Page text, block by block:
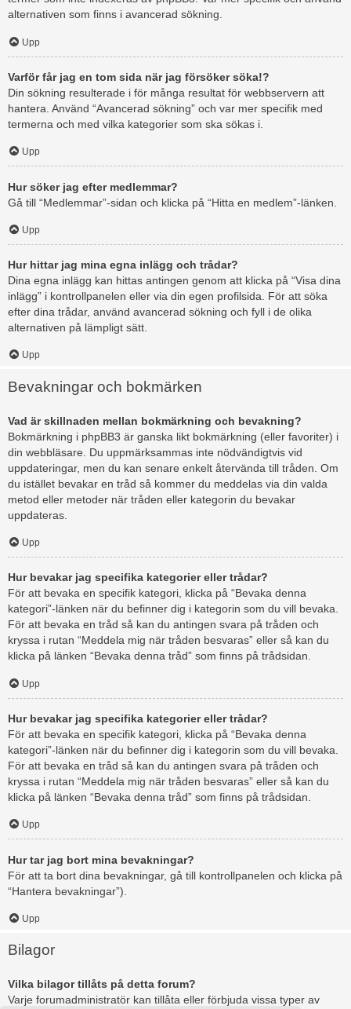
alternativen som finns i avancerad sökning.
Upp
Varför får jag en tom sida när jag försöker söka!?
Din sökning resulterade i för många resultat för webbservern att
hantera. Använd “Avancerad sökning” och var mer specifik med
termerna och med vilka kategorier som ska sökas i.
Upp
Hur söker jag efter medlemmar?
Gå till “Medlemmar”-sidan och klicka på “Hitta en medlem”-länken.
Upp
Hur hittar jag mina egna inlägg och trådar?
Dina egna inlägg kan hittas antingen genom att klicka på “Visa dina
inlägg” i kontrollpanelen eller via din egen profilsida. För att söka
efter dina trådar, använd avancerad sökning och fyll i de olika
alternativen på lämpligt sätt.
Upp
Bevakningar och bokmärken
Vad är skillnaden mellan bokmärkning och bevakning?
Bokmärkning i phpBB3 är ganska likt bokmärkning (eller favoriter) i
din webbläsare. Du uppmärksammas inte nödvändigtvis vid
uppdateringar, men du kan senare enkelt återvända till tråden. Om
du istället bevakar en tråd så kommer du meddelas via din valda
metod eller metoder när tråden eller kategorin du bevakar
uppdateras.
Upp
Hur bevakar jag specifika kategorier eller trådar?
För att bevaka en specifik kategori, klicka på “Bevaka denna
kategori”-länken när du befinner dig i kategorin som du vill bevaka.
För att bevaka en tråd så kan du antingen svara på tråden och
kryssa i rutan “Meddela mig när tråden besvaras” eller så kan du
klicka på länken “Bevaka denna tråd” som finns på trådsidan.
Upp
Hur bevakar jag specifika kategorier eller trådar?
För att bevaka en specifik kategori, klicka på “Bevaka denna
kategori”-länken när du befinner dig i kategorin som du vill bevaka.
För att bevaka en tråd så kan du antingen svara på tråden och
kryssa i rutan “Meddela mig när tråden besvaras” eller så kan du
klicka på länken “Bevaka denna tråd” som finns på trådsidan.
Upp
Hur tar jag bort mina bevakningar?
För att ta bort dina bevakningar, gå till kontrollpanelen och klicka på
“Hantera bevakningar”).
Upp
Bilagor
Vilka bilagor tillåts på detta forum?
Varje forumadministratör kan tillåta eller förbjuda vissa typer av